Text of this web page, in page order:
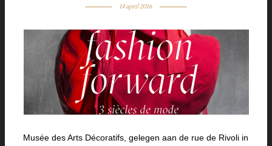
14 april 2016
Musée des Arts Décoratifs, gelegen aan de rue de Rivoli in